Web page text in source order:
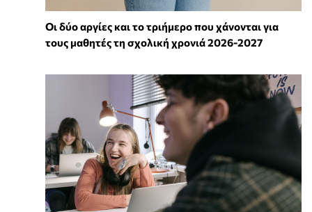
Οι δύο αργίες και το τριήμερο που χάνονται για
τους μαθητές τη σχολική χρονιά 2026-2027